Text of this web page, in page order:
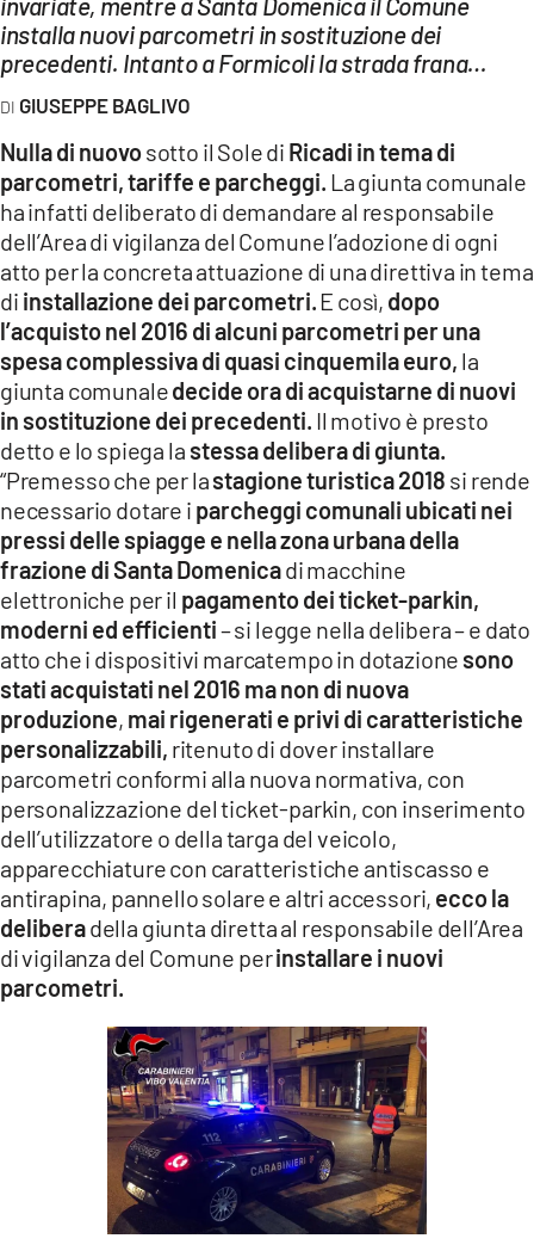
LAC NETWORK
LAC ONAIR
Network
LACPLAY.IT
LACTV.IT
LACONAIR.IT
LACITYMAG.IT
ILREGGINO.IT
COSENZACHANNEL.IT
ILVIBONESE.IT
CATANZAROCHANNEL.IT
LACAPITALENEWS.IT
App
ANDROID
installa nuovi parcometri in sostituzione dei
precedenti. Intanto a Formicoli la strada frana…
GIUSEPPE BAGLIVO
Nulla di nuovosotto il Sole di Ricadi in tema di
parcometri, tariffe e parcheggi. La giunta comunale
ha infatti deliberato di demandare al responsabile
dell’Area di vigilanza del Comune l’adozione di ogni
atto per la concreta attuazione di una direttiva in tema
di installazione dei parcometri.E così, dopo
l’acquisto nel 2016 di alcuni parcometri per una
spesa complessiva di quasi cinquemila euro, la
giunta comunaledecide ora di acquistarne di nuovi
in sostituzione dei precedenti. Il motivo è presto
detto e lo spiega la stessa delibera di giunta.
“Premesso che per lastagione turistica 2018 si rende
necessario dotare i parcheggi comunali ubicati nei
pressi delle spiagge e nella zona urbana della
frazione di Santa Domenicadi macchine
elettroniche per il pagamento dei ticket-parkin,
moderni ed efficienti– si legge nella delibera – e dato
atto che i dispositivi marcatempo in dotazione sono
stati acquistati nel 2016 ma non di nuova
produzione, mai rigenerati e privi di caratteristiche
personalizzabili, ritenuto di dover installare
parcometri conformi alla nuova normativa, con
personalizzazione del ticket-parkin, con inserimento
dell’utilizzatore o della targa del veicolo,
apparecchiature con caratteristiche antiscasso e
antirapina, pannello solare e altri accessori, ecco la
deliberadella giunta diretta al responsabile dell’Area
di vigilanza del Comune perinstallare i nuovi
parcometri.